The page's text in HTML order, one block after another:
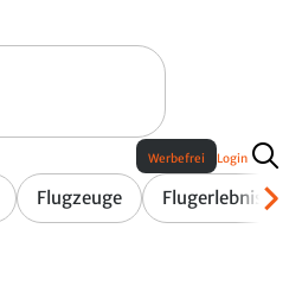
Flugzeuge Flugerlebnis
Werbefrei Login